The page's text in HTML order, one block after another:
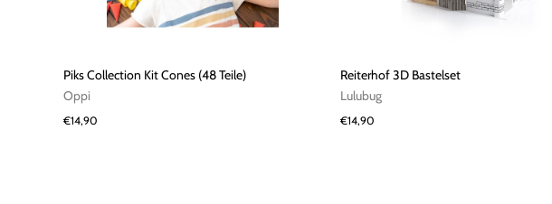
Piks Collection Kit Cones (48 Teile)
Oppi
€14,90
Reiterhof 3D Bastelset
Lulubug
€14,90